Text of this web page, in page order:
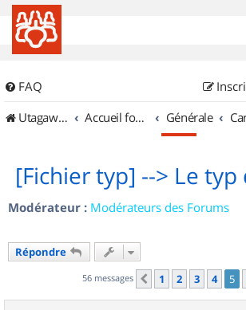
FAQ
UtagawaVTT (Randos VTT et VTTAE avec traces GPS)
Accueil forum Générale
[Fichier typ] --> Le
Modérateur : Modérateurs des Forums
Répondre
56 messages Précédent
1 2 3 4 5